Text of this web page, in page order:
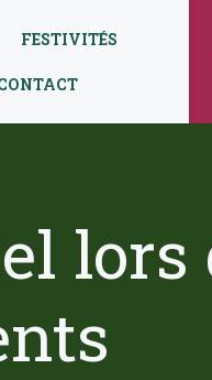
FESTIVITÉS
lors